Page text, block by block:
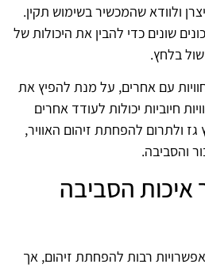
ולוודא שהמכשיר בשימוש תקין.
שונים כדי להבין את היכולות של
בלחץ.
עם אחרים, על מנת להפיץ את
חיוביות יכולות לעודד אחרים
ולתרום להפחתת זיהום האוויר,
והסביבה.
איכות הסביבה
רבות להפחתת זיהום, אך